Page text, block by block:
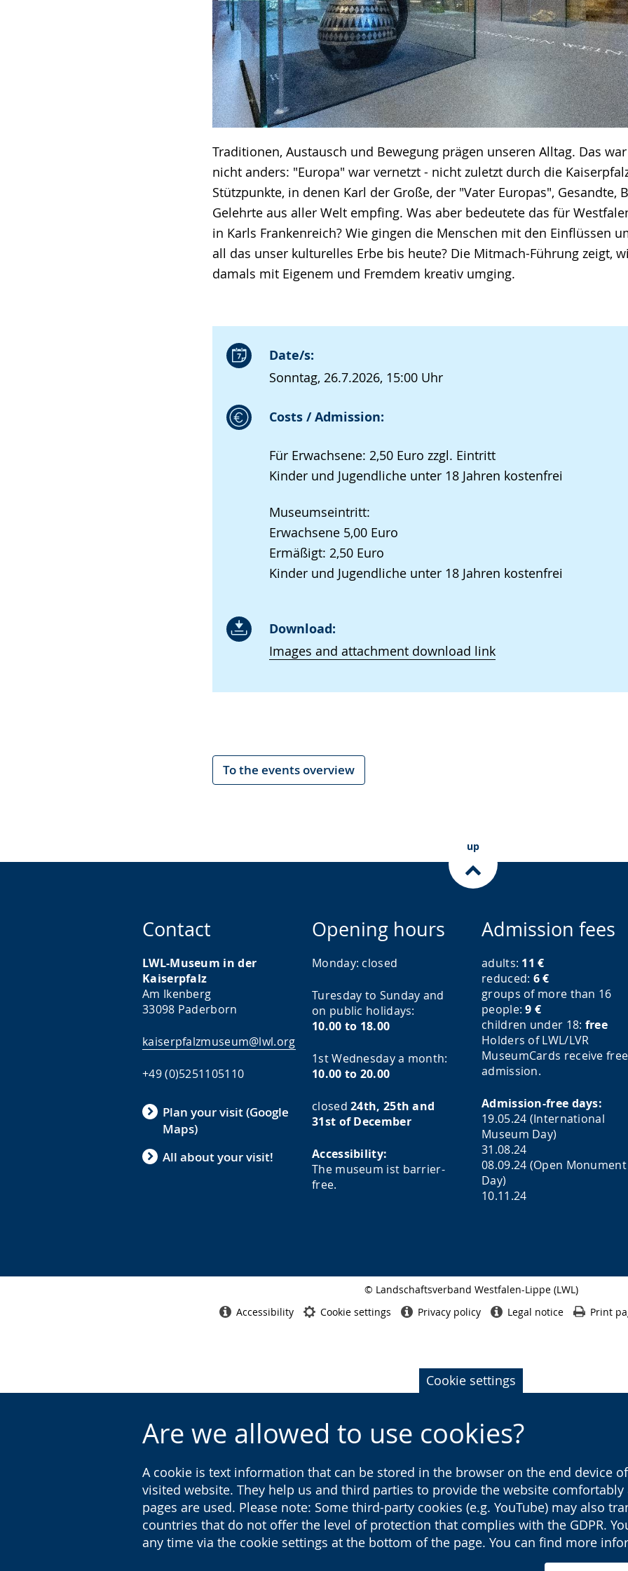
Cookie settings
Are we allowed to use cookies?
A cookie is text information that can be stored in the browser on the end device
visited website. They help us and third parties to provide the website
pages are used. Please note: Some third-party cookies (e.g. YouTube) may also
countries that do not offer the level of protection that complies with the GDPR.
any time via the cookie settings at the bottom of the page. You can find more
Traditionen, Austausch und Bewegung prägen unseren Alltag. Das
nicht anders: "Europa" war vernetzt - nicht zuletzt durch die
Stützpunkte, in denen Karl der Große, der "Vater Europas", Gesandte,
Gelehrte aus aller Welt empfing. Was aber bedeutete das für
in Karls Frankenreich? Wie gingen die Menschen mit den Einflüssen
all das unser kulturelles Erbe bis heute? Die Mitmach-Führung zeigt,
damals mit Eigenem und Fremdem kreativ umging.
Date/s:
Sonntag, 26.7.2026, 15:00 Uhr
Costs / Admission:
Für Erwachsene: 2,50 Euro zzgl. Eintritt
Kinder und Jugendliche unter 18 Jahren kostenfrei
Museumseintritt:
Erwachsene 5,00 Euro
Ermäßigt: 2,50 Euro
Kinder und Jugendliche unter 18 Jahren kostenfrei
Download:
Images and attachment download link
To the events overview
up
Contact
LWL-Museum in der
Kaiserpfalz
Am Ikenberg
33098 Paderborn
kaiserpfalzmuseum@lwl.org
+49 (0)5251105110
Plan your visit (Google
Maps)
All about your visit!
Opening hours
Monday: closed
Turesday to Sunday and
on public holidays:
10.00 to 18.00
1st Wednesday a month:
10.00 to 20.00
closed24th, 25th and
31st of December
Accessibility:
The museum ist barrier-
free.
Admission fees
adults: 11 €
reduced: 6€
groups of more than 16
people:9 €
children under 18: free
Holders of LWL/LVR
MuseumCards receive free
admission.
Admission-free days:
19.05.24 (International
Museum Day)
31.08.24
08.09.24 (Open Monument
Day)
10.11.24
© Landschaftsverband Westfalen-Lippe (LWL)
finish
Accessibility Cookie settings Privacy policy Legal notice Print